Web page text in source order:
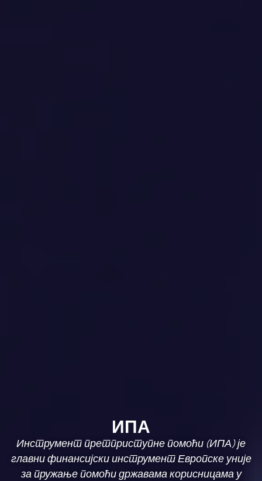
ИПА
Инструмент претприступне помоћи (ИПА) је
главни финансијски инструмент Европске уније
за пружање помоћи државама корисницама у